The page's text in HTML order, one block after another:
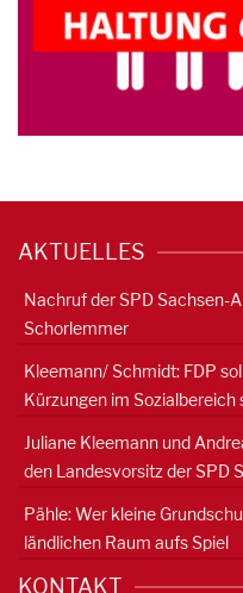
AKTUELLES
Nachruf der SPD Sachsen-
Schorlemmer
Kleemann/ Schmidt: FDP
Kürzungen im Sozialbereich
Juliane Kleemann und
den Landesvorsitz der SPD
Pähle: Wer kleine
ländlichen Raum aufs Spiel
KONTAKT